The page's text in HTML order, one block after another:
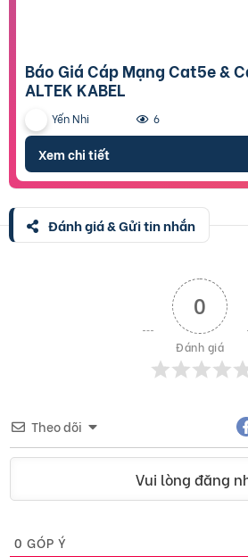
Báo Giá Cáp Mạng Cat5e & Cat6 Chống Nhiễu
ALTEK KABEL
Yến Nhi 6
Xem chi tiết
Đánh giá & Gửi tin nhắn
0
Đánh giá
Theo dõi
Vui lòng đăng
0 GÓP Ý